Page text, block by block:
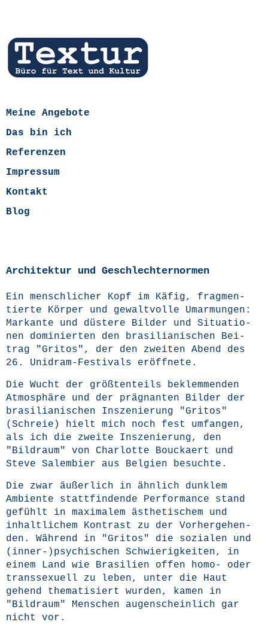
Meine Angebote
Das bin ich
Referenzen
Impressum
Kontakt
Blog
Architektur und Geschlechternormen
Ein mensch­li­cher Kopf im Käfig, frag­men­
tier­te Kör­per und gewalt­vol­le Umar­mun­gen:
Mar­kan­te und düs­te­re Bil­der und Situa­tio­
nen domi­nier­ten den bra­si­lia­ni­schen Bei­
trag "Gri­tos", der den zwei­ten Abend des
26. Uni­dram-Fes­ti­vals eröffnete.
Die Wucht der größ­ten­teils beklem­men­den
Atmo­sphä­re und der prä­gnan­ten Bil­der der
bra­si­lia­ni­schen Insze­nie­rung "Gri­tos"
(Schreie) hielt mich noch fest umfan­gen,
als ich die zwei­te Insze­nie­rung, den
"Bild­raum" von Char­lot­te Bouck­aert und
Ste­ve Salem­bier aus Bel­gi­en besuchte.
Die zwar äußer­lich in ähn­lich dunk­lem
Ambi­en­te statt­fin­den­de Per­for­mance stand
gefühlt in maxi­ma­lem ästhe­ti­schem und
inhalt­li­chem Kon­trast zu der Vor­her­ge­hen­
den. Wäh­rend in "Gri­tos" die sozia­len und
(inner-)psychischen Schwie­rig­kei­ten, in
einem Land wie Bra­si­li­en offen homo- oder
trans­se­xu­ell zu leben, unter die Haut
gehend the­ma­ti­siert wur­den, kamen in
"Bild­raum" Men­schen augen­schein­lich gar
nicht vor.